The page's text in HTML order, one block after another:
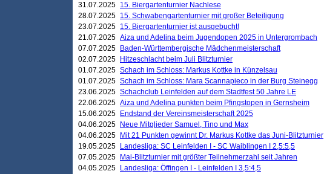
31.07.2025 15. Biergartenturnier Nachlese
28.07.2025 15. Schwabengartenturnier mit großer Beteiligung
23.07.2025 15. Biergartenturnier ist ausgebucht!
21.07.2025 Aiza und Adelina beim Jugendopen 2025 in Untergrombach
07.07.2025
Baden-Württembergische Mädchenmeisterschaft
02.07.2025
Hitzeschlacht beim Juli Blitzturnier
01.07.2025 Schach im Schloss: Markus Kottke in Künzelsau
01.07.2025 Schach im Schloss: Mara Scannapieco in der Burg Steinegg
23.06.2025 Schachclub Leinfelden auf dem Stadtfest 50 Jahre LE
22.06.2025 Aiza und Adelina punkten beim Pfingstopen in Gernsheim
15.06.2025
Endstand der Vereinsmeisterschaft 2025
04.06.2025
Neue Mitglieder Samuel, Tino und Max
04.06.2025
Mit 21 Punkten gewinnt Dr. Markus Kottke das Juni-Blitzturnier
19.05.2025
Landesliga: SC Leinfelden I - SC Waiblingen I 2,5:5,5
07.05.2025
Mai-Blitzturnier mit größter Teilnehmerzahl seit Jahren
04.05.2025
Landesliga: Öffingen I - Leinfelden I 3,5:4,5